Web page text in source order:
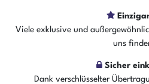
Der
In
Viele exklusive und
uns
Sicher
Dank verschlüsselter